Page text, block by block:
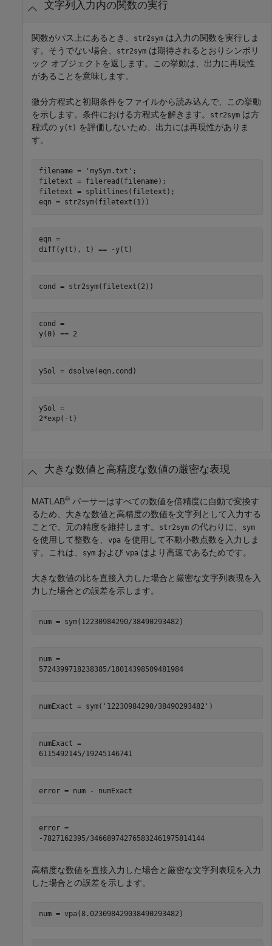
文字列入力内の関数の実行
関数がパス上にあるとき、 str2sym は入力の関数を実行しま
す。そうでない場合、
str2sym は期待されるとおりシンボリ
ック オブジェクトを返します。この挙動は、出力に再現性
があることを意味します。
微分方程式と初期条件をファイルから読み込んで、この挙動
を示します。条件における方程式を解きます。
str2sym は方
程式の y(t) を評価しないため、出力には再現性がありま
す。
filename = 'mySym.txt' ;
filetext = fileread(filename);
filetext = splitlines(filetext);
eqn = str2sym(filetext(1))
eqn =
diff(y(t), t) == -y(t)
cond = str2sym(filetext(2))
cond =
y(0) == 2
ySol = dsolve(eqn,cond)
ySol =
2*exp(-t)
大きな数値と高精度な数値の厳密な表現
MATLAB® パーサーはすべての数値を倍精度に自動で変換す
るため、大きな数値と高精度の数値を文字列として入力する
ことで、元の精度を維持します。
str2sym の代わりに、 sym
を使用して整数を、 vpa を使用して不動小数点数を入力しま
す。これは、
sym および vpa はより高速であるためです。
大きな数値の比を直接入力した場合と厳密な文字列表現を入
力した場合との誤差を示します。
num =
5724399718238385/18014398509481984
numExact =
6115492145/19245146741
error = num - numExact
error =
-7827162395/346689742765832461975814144
高精度な数値を直接入力した場合と厳密な文字列表現を入力
した場合との誤差を示します。
num = vpa(8.023098429038490293482)